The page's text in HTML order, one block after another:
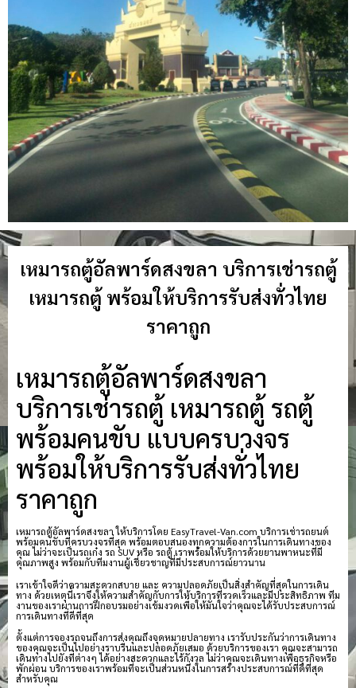
เหมารถตู้อัลพาร์ดสงขลา บริการเช่ารถตู้
เหมารถตู้ พร้อมให้บริการรับส่งทั่วไทย
ราคาถูก
เหมารถตู้อัลพาร์ดสงขลา
บริการเช่ารถตู้ เหมารถตู้ รถตู้
พร้อมคนขับ แบบครบวงจร
พร้อมให้บริการรับส่งทั่วไทย
ราคาถูก
เหมารถตู้อัลพาร์ดสงขลา ให้บริการโดย EasyTravel-Van.com บริการเช่ารถยนต์
พร้อมคนขับที่ครบวงจรที่สุด พร้อมตอบสนองทุกความต้องการในการเดินทางของ
คุณ ไม่ว่าจะเป็นรถเก๋ง รถ SUV หรือ รถตู้ เราพร้อมให้บริการด้วยยานพาหนะที่มี
คุณภาพสูง พร้อมกับทีมงานผู้เชี่ยวชาญที่มีประสบการณ์ยาวนาน
เราเข้าใจดีว่าความสะดวกสบาย และ ความปลอดภัยเป็นสิ่งสำคัญที่สุดในการเดิน
ทาง ด้วยเหตุนี้เราจึงให้ความสำคัญกับการให้บริการที่รวดเร็วและมีประสิทธิภาพ ทีม
งานของเราผ่านการฝึกอบรมอย่างเข้มงวดเพื่อให้มั่นใจว่าคุณจะได้รับประสบการณ์
การเดินทางที่ดีที่สุด
ตั้งแต่การจองรถจนถึงการส่งคุณถึงจุดหมายปลายทาง เรารับประกันว่าการเดินทาง
ของคุณจะเป็นไปอย่างราบรื่นและปลอดภัยเสมอ ด้วยบริการของเรา คุณจะสามารถ
เดินทางไปยังที่ต่างๆ ได้อย่างสะดวกและไร้กังวล ไม่ว่าคุณจะเดินทางเพื่อธุรกิจหรือ
พักผ่อน บริการของเราพร้อมที่จะเป็นส่วนหนึ่งในการสร้างประสบการณ์ที่ดีที่สุด
สำหรับคุณ